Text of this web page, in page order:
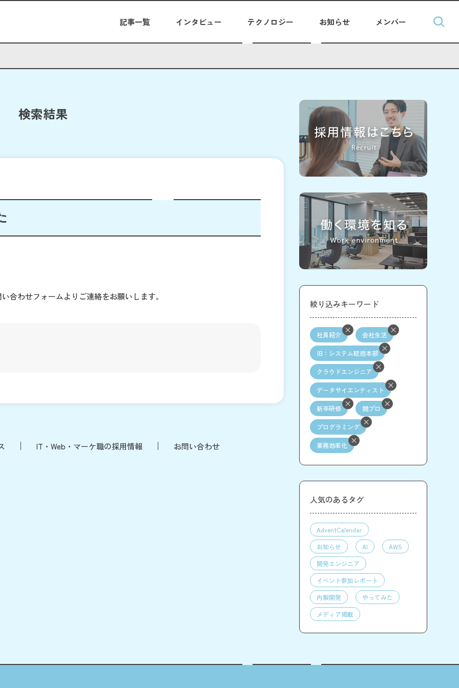
記事一覧 インタビュー テクノロジー お知らせ メンバー
検索結果
合わせフォームよりご連絡をお願いします。
IT・Web・マーケ職の採用情報 お問い合わせ
絞り込みキーワード
社員紹介 会社生活
旧：システム統括本部
クラウドエンジニア
データサイエンティスト
新卒研修 競プロ
プログラミング
業務効率化
人気のあるタグ
AdventCalendar
お知らせ
AI
AWS
開発エンジニア
イベント参加レポート
内製開発
やってみた
メディア掲載